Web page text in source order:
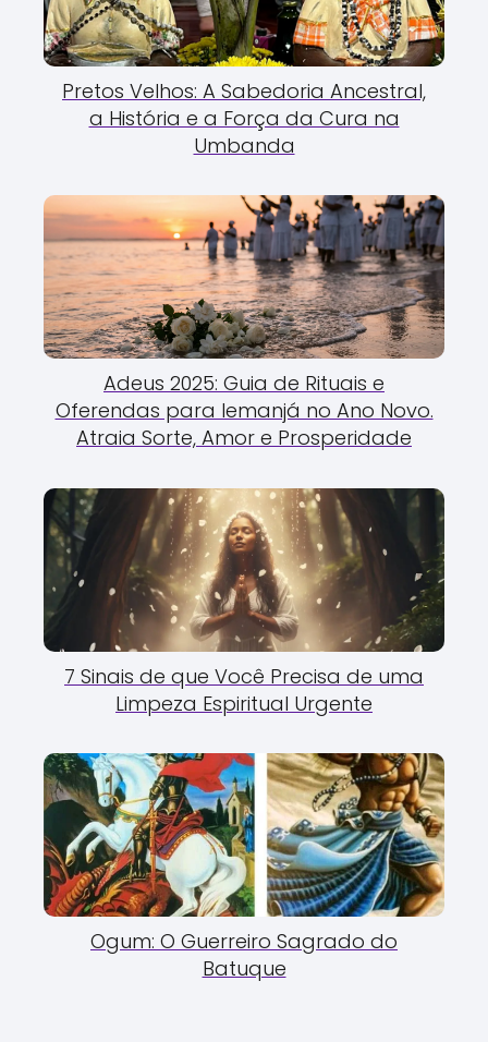
Pretos Velhos: A Sabedoria Ancestral,
a História e a Força da Cura na
Umbanda
Adeus 2025: Guia de Rituais e
Oferendas para Iemanjá no Ano Novo.
Atraia Sorte, Amor e Prosperidade
7 Sinais de que Você Precisa de uma
Limpeza Espiritual Urgente
Ogum: O Guerreiro Sagrado do
Batuque